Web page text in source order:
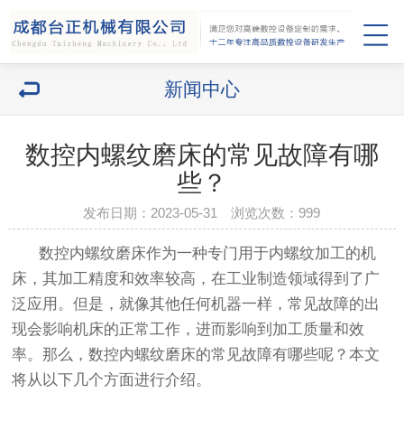
新闻中心
数控内螺纹磨床的常见故障有哪
些？
发布日期：2023-05-31 浏览次数： 999
数控内螺纹磨床作为一种专门用于内螺纹加工的机
床，其加工精度和效率较高，在工业制造领域得到了广
泛应用。但是，就像其他任何机器一样，常见故障的出
现会影响机床的正常工作，进而影响到加工质量和效
率。那么，数控内螺纹磨床的常见故障有哪些呢？本文
将从以下几个方面进行介绍。